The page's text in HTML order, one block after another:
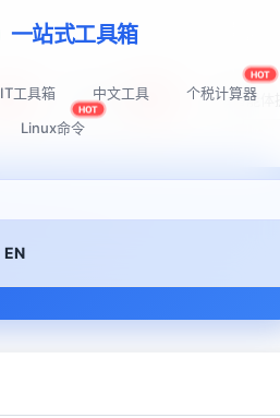
一站式工具箱
IT工具箱 中文工具 个税计算器
HOT
Linux命令
HOT
EN
NEW AI提示词秘籍 NEW AI IDE智能体